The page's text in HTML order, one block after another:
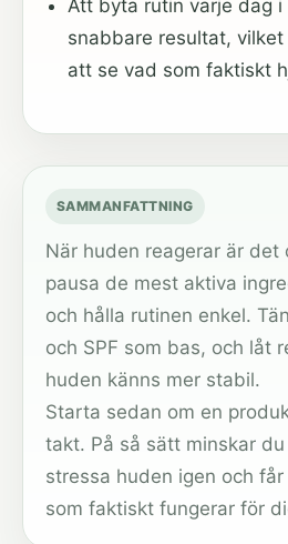
Att byta rutin varje dag i
snabbare resultat,
att se vad som faktiskt
SAMMANFATTNING
När huden reagerar är
pausa de mest aktiva
och hålla rutinen enkel.
och SPF som bas, och låt
huden känns mer stabil.
Starta sedan om en
takt. På så sätt minskar
stressa huden igen och
som faktiskt fungerar för